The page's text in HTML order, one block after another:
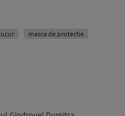
masca de protectie